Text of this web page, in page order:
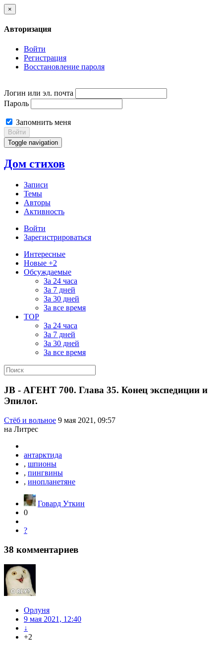
×
Авторизация
Войти
Регистрация
Восстановление пароля
Логин или эл. почта
Пароль
Запомнить меня
Войти
Toggle navigation
Дом стихов
Записи
Темы
Авторы
Активность
Войти
Зарегистрироваться
Интересные
Новые +2
Обсуждаемые
За 24 часа
За 7 дней
За 30 дней
За все время
TOP
За 24 часа
За 7 дней
За 30 дней
За все время
JB - АГЕНТ 700. Глава 35. Конец экспедиции и
Эпилог.
Стёб и вольное 9 мая 2021, 09:57
на Литрес
антарктида
, шпионы
, пингвины
, инопланетяне
Говард Уткин
0
?
38 комментариев
Орлуня
9 мая 2021, 12:40
↓
+2